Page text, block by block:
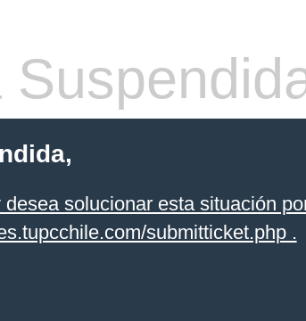
solucionar esta situación
submitticket.php .